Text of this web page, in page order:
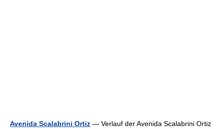
Avenida Scalabrini Ortiz — Verlauf der Avenida Scalabrini Ortiz